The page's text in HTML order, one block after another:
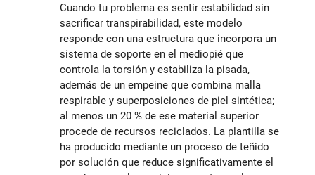
Cuando tu problema es sentir estabilidad sin
sacrificar transpirabilidad, este modelo
responde con una estructura que incorpora un
sistema de soporte en el mediopié que
controla la torsión y estabiliza la pisada,
además de un empeine que combina malla
respirable y superposiciones de piel sintética;
al menos un 20 % de ese material superior
procede de recursos reciclados. La plantilla se
ha producido mediante un proceso de teñido
por solución que reduce significativamente el